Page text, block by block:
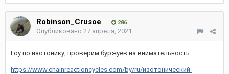
Robinson_Crusoe 286
Опубликовано 27 апреля, 2021
Гоу по изотонику, проверим буржуев на внимательность
https://www.chainreactioncycles.com/by/ru/изотонический-